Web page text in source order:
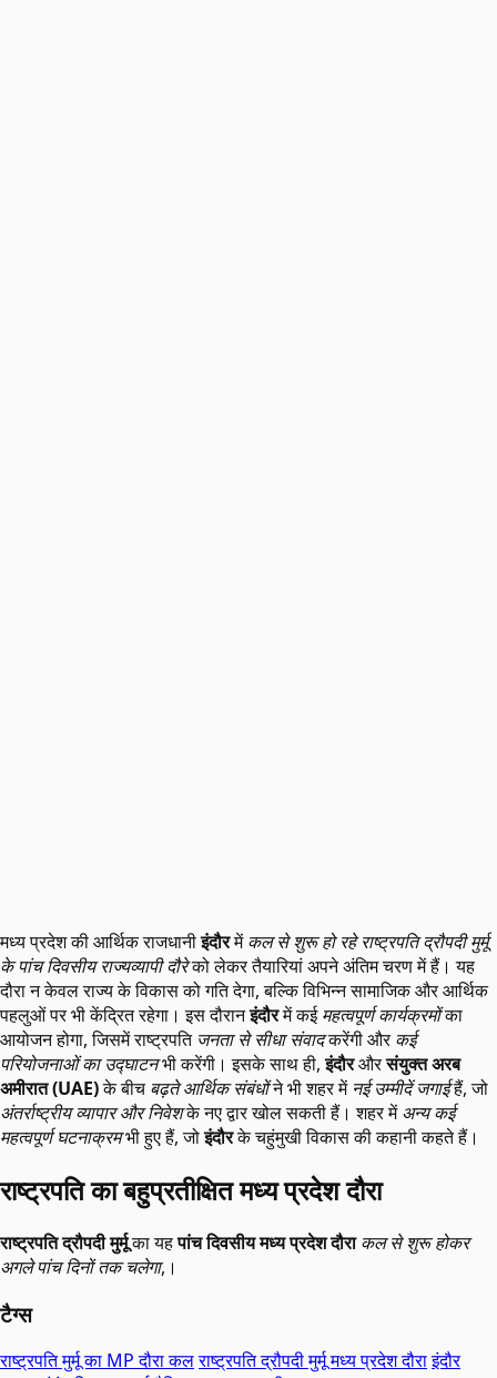
मध्य प्रदेश की आर्थिक राजधानीइंदौरमेंकल से शुरू हो रहे राष्ट्रपति द्रौपदी मुर्मू
के पांच दिवसीय राज्यव्यापी दौरेको लेकर तैयारियां अपने अंतिम चरण में हैं। यह
दौरा न केवल राज्य के विकास को गति देगा, बल्कि विभिन्न सामाजिक और आर्थिक
पहलुओं पर भी केंद्रित रहेगा। इस दौरानइंदौरमें कईमहत्वपूर्ण कार्यक्रमोंका
आयोजन होगा, जिसमें राष्ट्रपति जनता से सीधा संवादकरेंगी औरकई
परियोजनाओं का उद्घाटनभी करेंगी। इसके साथ ही,इंदौरऔरसंयुक्त अरब
अमीरात (UAE)के बीच बढ़ते आर्थिक संबंधोंने भी शहर में नई उम्मीदें जगाईहैं, जो
अंतर्राष्ट्रीय व्यापार और निवेशके नए द्वार खोल सकती हैं। शहर मेंअन्य कई
महत्वपूर्ण घटनाक्रमभी हुए हैं, जोइंदौरके चहुंमुखी विकास की कहानी कहते हैं।
राष्ट्रपति का बहुप्रतीक्षित मध्य प्रदेश दौरा
राष्ट्रपति द्रौपदी मुर्मूका यहपांच दिवसीय मध्य प्रदेश दौरा कल से शुरू होकर
अगले पांच दिनों तक चलेगा,।
टैग्स
राष्ट्रपति मुर्मू का MP दौरा कलराष्ट्रपति द्रौपदी मुर्मूमध्य प्रदेश दौराइंदौर